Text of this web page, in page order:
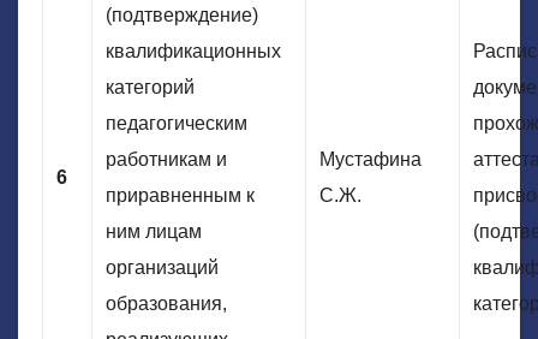
6
(подтверждение)
квалификационных
категорий
педагогическим
работникам и
приравненным к
ним лицам
организаций
образования,
Мустафина
С.Ж.